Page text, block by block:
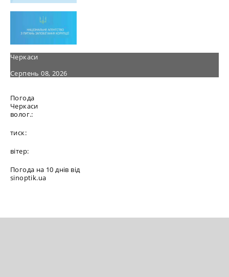
Черкаси
Серпень 08, 2026
Погода
Черкаси
волог.:
тиск:
вітер:
Погода на 10 днів від
sinoptik.ua